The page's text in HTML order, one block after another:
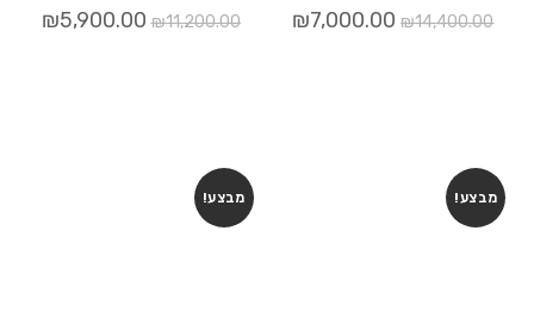
₪11,200.00
₪5,900.00 ₪14,400.00
₪7,000.00
מבצע! מבצע!